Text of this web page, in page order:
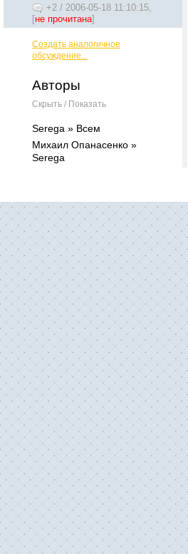
+2 / 2006-05-18 11:10:15,
[не прочитана]
Создать аналогичное
обсуждение...
Авторы
Скрыть / Показать
Serega » Всем
Михаил Опанасенко »
Serega